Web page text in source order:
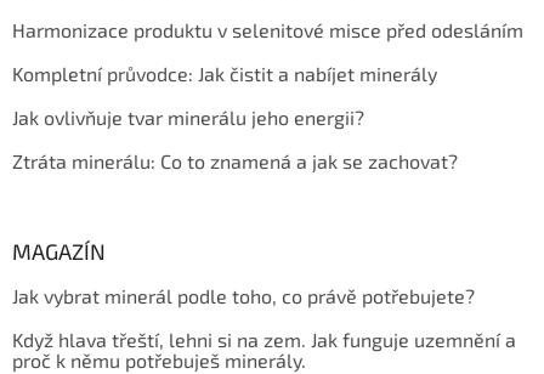
Harmonizace produktu v selenitové misce před odesláním
Kompletní průvodce: Jak čistit a nabíjet minerály
Jak ovlivňuje tvar minerálu jeho energii?
Ztráta minerálu: Co to znamená a jak se zachovat?
MAGAZÍN
Jak vybrat minerál podle toho, co právě potřebujete?
Když hlava třeští, lehni si na zem. Jak funguje uzemnění a
proč k němu potřebuješ minerály.